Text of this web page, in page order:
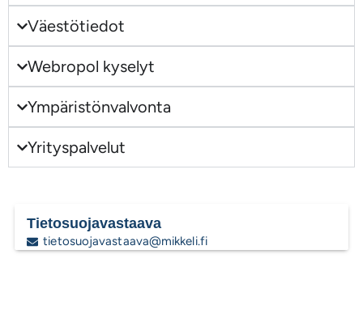
Väestötiedot
Webropol kyselyt
Ympäristönvalvonta
Yrityspalvelut
Tietosuojavastaava
tietosuojavastaava@mikkeli.fi